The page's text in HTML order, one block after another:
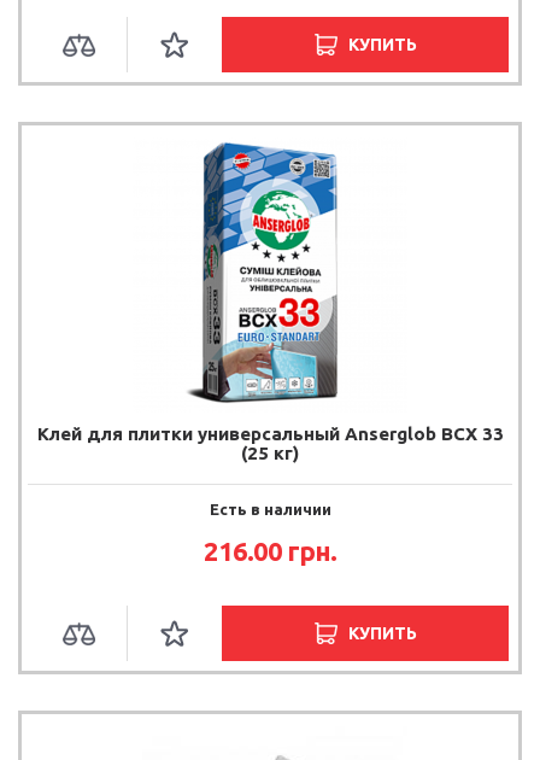
КУПИТЬ
Клей для плитки универсальный Anserglob BCX 33
(25 кг)
Есть в наличии
216.00 грн.
КУПИТЬ